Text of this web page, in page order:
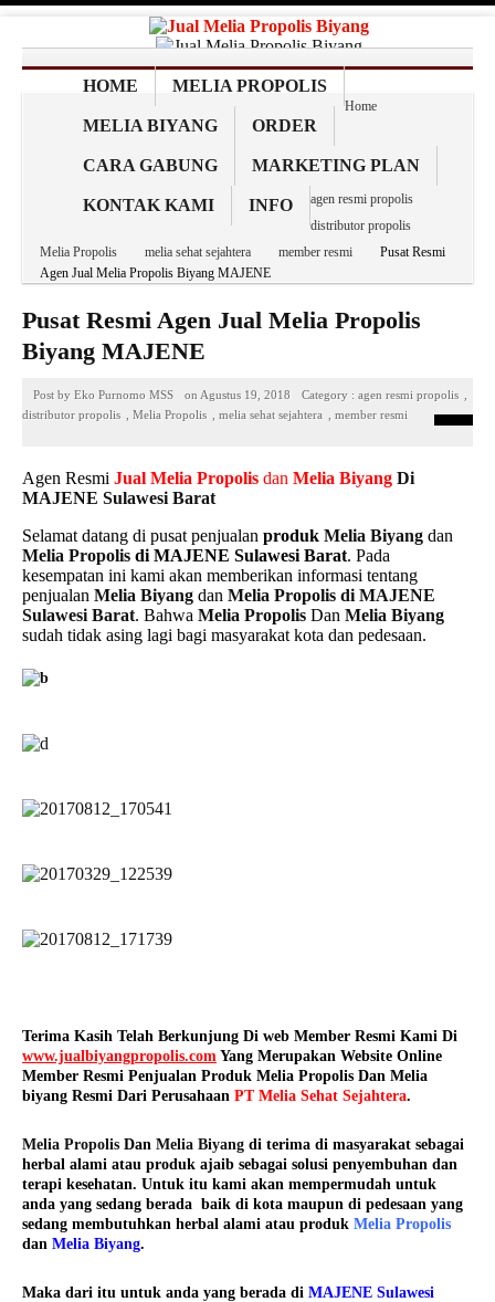
HOME MELIA PROPOLIS
MELIA BIYANG ORDER
CARA GABUNG MARKETING PLAN
KONTAK KAMI INFO
Home
agen resmi propolis
distributor propolis
Melia Propolis
melia sehat sejahtera member resmi
Pusat Resmi
Agen Jual Melia Propolis Biyang MAJENE
Pusat Resmi Agen Jual Melia Propolis
Biyang MAJENE
Post by Eko Purnomo MSS on Agustus 19, 2018 Category : agen resmi propolis
distributor propolis
Melia Propolis melia sehat sejahtera member resmi
Agen Resmi Jual Melia Propolis dan Melia Biyang Di
MAJENE Sulawesi Barat
Selamat datang di pusat penjualan produk Melia Biyang dan
Melia Propolis di MAJENE Sulawesi Barat. Pada
kesempatan ini kami akan memberikan informasi tentang
penjualan Melia Biyang dan Melia Propolis di MAJENE
Sulawesi Barat. Bahwa Melia Propolis Dan Melia Biyang
sudah tidak asing lagi bagi masyarakat kota dan pedesaan.
Terima Kasih Telah Berkunjung Di web Member Resmi Kami Di
www.jualbiyangpropolis.com Yang Merupakan Website Online
Member Resmi Penjualan Produk Melia Propolis Dan Melia
biyang Resmi Dari Perusahaan PT Melia Sehat Sejahtera.
Melia Propolis Dan Melia Biyang di terima di masyarakat sebagai
herbal alami atau produk ajaib sebagai solusi penyembuhan dan
terapi kesehatan. Untuk itu kami akan mempermudah untuk
anda yang sedang berada baik di kota maupun di pedesaan yang
sedang membutuhkan herbal alami atau produk Melia Propolis
dan Melia Biyang.
Maka dari itu untuk anda yang berada di MAJENE Sulawesi